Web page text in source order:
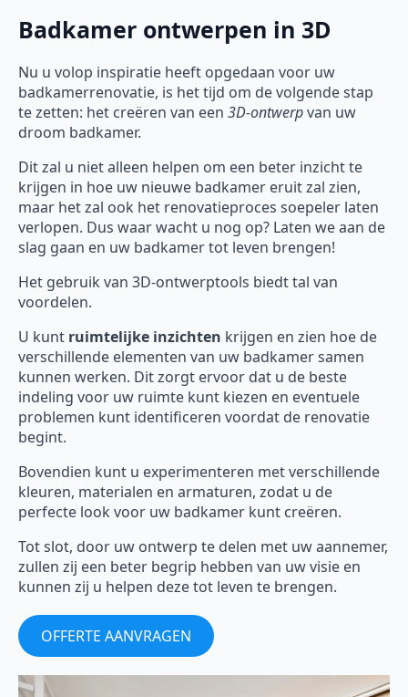
Badkamer ontwerpen in 3D
Nu u volop inspiratie heeft opgedaan voor uw
badkamerrenovatie, is het tijd om de volgende stap
te zetten: het creëren van een 3D-ontwerpvan uw
droom badkamer.
Dit zal u niet alleen helpen om een beter inzicht te
krijgen in hoe uw nieuwe badkamer eruit zal zien,
maar het zal ook het renovatieproces soepeler laten
verlopen. Dus waar wacht u nog op? Laten we aan de
slag gaan en uw badkamer tot leven brengen!
Het gebruik van 3D-ontwerptools biedt tal van
voordelen.
U kunt ruimtelijke inzichten krijgen en zien hoe de
verschillende elementen van uw badkamer samen
kunnen werken. Dit zorgt ervoor dat u de beste
indeling voor uw ruimte kunt kiezen en eventuele
problemen kunt identificeren voordat de renovatie
begint.
Bovendien kunt u experimenteren met verschillende
kleuren, materialen en armaturen, zodat u de
perfecte look voor uw badkamer kunt creëren.
Tot slot, door uw ontwerp te delen met uw aannemer,
zullen zij een beter begrip hebben van uw visie en
kunnen zij u helpen deze tot leven te brengen.
OFFERTE AANVRAGEN